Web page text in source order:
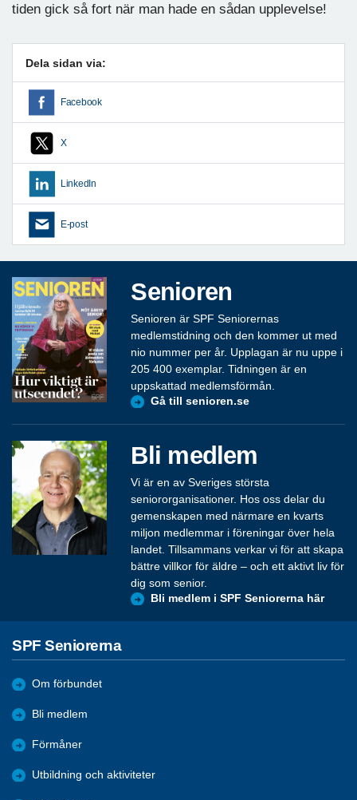
tiden gick så fort när man hade en sådan upplevelse!
Dela sidan via:
Facebook
X
LinkedIn
E-post
Senioren
Senioren är SPF Seniorernas
medlemstidning och den kommer ut med
nio nummer per år. Upplagan är nu uppe i
205 400 exemplar. Tidningen är en
uppskattad medlemsförmån.
Gå till senioren.se
Bli medlem
Vi är en av Sveriges största
seniororganisationer. Hos oss delar du
gemenskapen med närmare en kvarts
miljon medlemmar i föreningar över hela
landet. Tillsammans verkar vi för att skapa
bättre villkor för äldre – och ett aktivt liv för
dig som senior.
Bli medlem i SPF Seniorerna här
SPF Seniorerna
Om förbundet
Bli medlem
Förmåner
Utbildning och aktiviteter